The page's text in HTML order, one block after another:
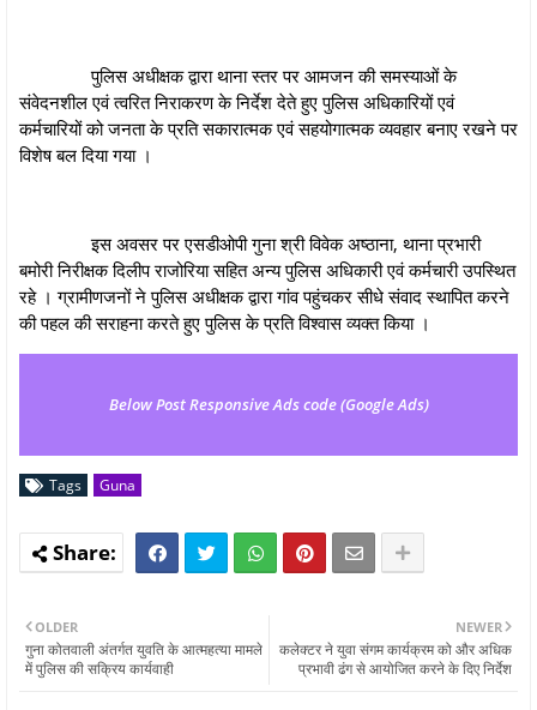
पुलिस अधीक्षक द्वारा थाना स्तर पर आमजन की समस्याओं के
संवेदनशील एवं त्वरित निराकरण के निर्देश देते हुए पुलिस अधिकारियों एवं
कर्मचारियों को जनता के प्रति सकारात्मक एवं सहयोगात्मक व्यवहार बनाए रखने पर
विशेष बल दिया गया ।
इस अवसर पर एसडीओपी गुना श्री विवेक अष्ठाना, थाना प्रभारी
बमोरी निरीक्षक दिलीप राजोरिया सहित अन्य पुलिस अधिकारी एवं कर्मचारी उपस्थित
रहे । ग्रामीणजनों ने पुलिस अधीक्षक द्वारा गांव पहुंचकर सीधे संवाद स्थापित करने
की पहल की सराहना करते हुए पुलिस के प्रति विश्वास व्यक्त किया ।
Below Post Responsive Ads code (Google Ads)
Tags Guna
NEWER
कलेक्टर ने युवा संगम कार्यक्रम को और अधिक
प्रभावी ढंग से आयोजित करने के दिए निर्देश
OLDER
गुना कोतवाली अंतर्गत युवति के आत्महत्या मामले
में पुलिस की सक्रिय कार्यवाही